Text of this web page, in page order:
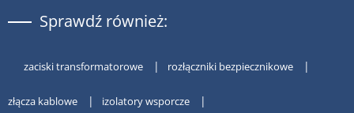
Sprawdź również:
zaciski transformatorowe rozłączniki bezpiecznikowe
złącza kablowe izolatory wsporcze